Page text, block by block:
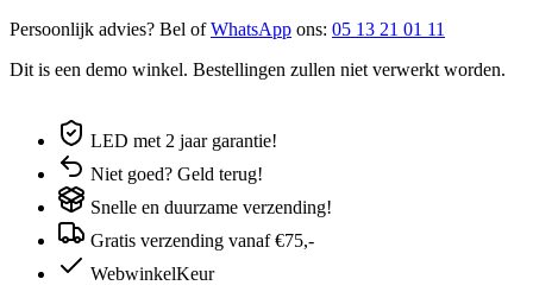
Persoonlijk advies? Bel ofWhatsApp ons: 05 13 21 01 11
Dit is een demo winkel. Bestellingen zullen niet verwerkt worden.
LED met 2 jaar garantie!
Niet goed? Geld terug!
Snelle en duurzame verzending!
Gratis verzending vanaf €75,-
WebwinkelKeur